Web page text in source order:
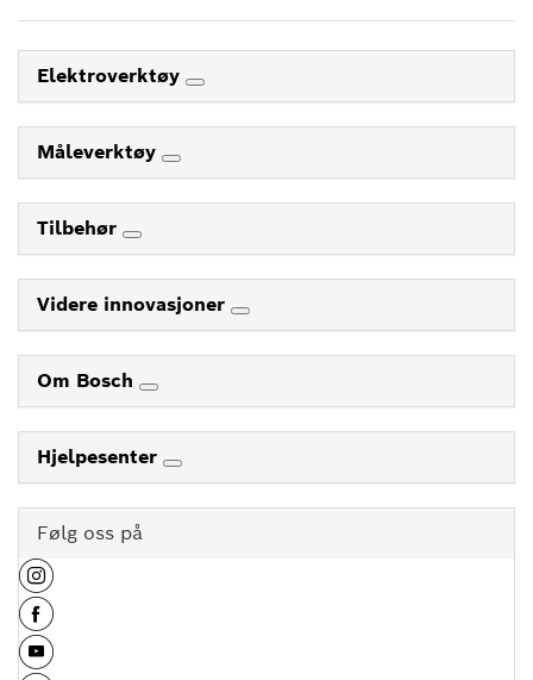
Elektroverktøy
Måleverktøy
Tilbehør
Videre innovasjoner
Om Bosch
Hjelpesenter
Følg oss på